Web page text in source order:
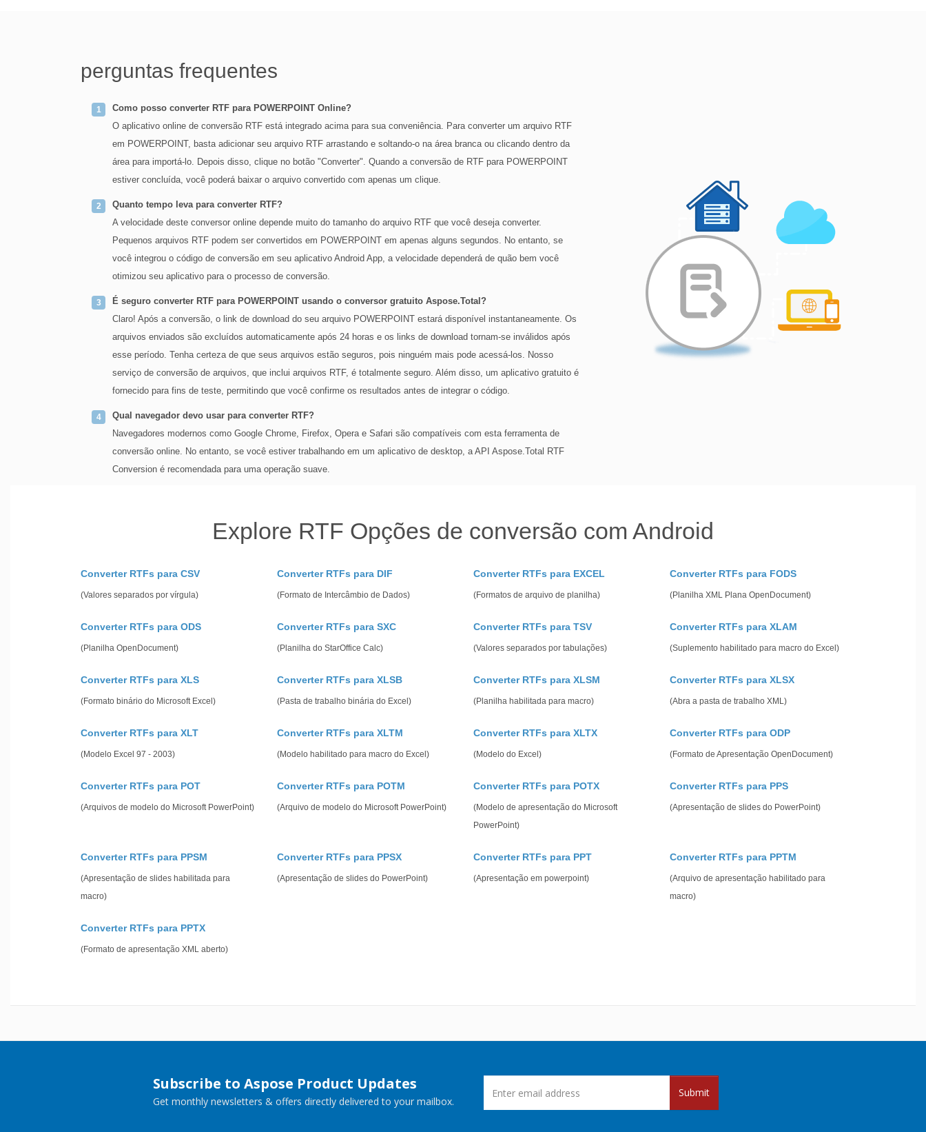
perguntas frequentes
Como posso converter RTF para POWERPOINT Online?
O aplicativo online de conversão RTF está integrado acima para sua conveniência. Para converter um arquivo RTF
em POWERPOINT, basta adicionar seu arquivo RTF arrastando e soltando-o na área branca ou clicando dentro da
área para importá-lo. Depois disso, clique no botão "Converter". Quando a conversão de RTF para POWERPOINT
estiver concluída, você poderá baixar o arquivo convertido com apenas um clique.
Quanto tempo leva para converter RTF?
A velocidade deste conversor online depende muito do tamanho do arquivo RTF que você deseja converter.
Pequenos arquivos RTF podem ser convertidos em POWERPOINT em apenas alguns segundos. No entanto, se
você integrou o código de conversão em seu aplicativo Android App, a velocidade dependerá de quão bem você
otimizou seu aplicativo para o processo de conversão.
É seguro converter RTF para POWERPOINT usando o conversor gratuito Aspose.Total?
Claro! Após a conversão, o link de download do seu arquivo POWERPOINT estará disponível instantaneamente. Os
arquivos enviados são excluídos automaticamente após 24 horas e os links de download tornam-se inválidos após
esse período. Tenha certeza de que seus arquivos estão seguros, pois ninguém mais pode acessá-los. Nosso
serviço de conversão de arquivos, que inclui arquivos RTF, é totalmente seguro. Além disso, um aplicativo gratuito é
fornecido para fins de teste, permitindo que você confirme os resultados antes de integrar o código.
Qual navegador devo usar para converter RTF?
Navegadores modernos como Google Chrome, Firefox, Opera e Safari são compatíveis com esta ferramenta de
conversão online. No entanto, se você estiver trabalhando em um aplicativo de desktop, a API Aspose.Total RTF
Conversion é recomendada para uma operação suave.
Explore RTF Opções de conversão com Android
Converter RTFs para CSV
(Valores separados por vírgula)
Converter RTFs para DIF
(Formato de Intercâmbio de Dados)
Converter RTFs para EXCEL
(Formatos de arquivo de planilha)
Converter RTFs para FODS
(Planilha XML Plana OpenDocument)
Converter RTFs para ODS
(Planilha OpenDocument)
Converter RTFs para SXC
(Planilha do StarOffice Calc)
Converter RTFs para TSV
(Valores separados por tabulações)
Converter RTFs para XLAM
(Suplemento habilitado para macro do Excel)
Converter RTFs para XLS
(Formato binário do Microsoft Excel)
Converter RTFs para XLSB
(Pasta de trabalho binária do Excel)
Converter RTFs para XLSM
(Planilha habilitada para macro)
Converter RTFs para XLSX
(Abra a pasta de trabalho XML)
Converter RTFs para XLT
(Modelo Excel 97 - 2003)
Converter RTFs para XLTM
(Modelo habilitado para macro do Excel)
Converter RTFs para XLTX
(Modelo do Excel)
Converter RTFs para ODP
(Formato de Apresentação OpenDocument)
Converter RTFs para POT
(Arquivos de modelo do Microsoft PowerPoint)
Converter RTFs para POTM
(Arquivo de modelo do Microsoft PowerPoint)
Converter RTFs para POTX
(Modelo de apresentação do Microsoft
PowerPoint)
Converter RTFs para PPS
(Apresentação de slides do PowerPoint)
Converter RTFs para PPSM
(Apresentação de slides habilitada para
macro)
Converter RTFs para PPSX
(Apresentação de slides do PowerPoint)
Converter RTFs para PPT
(Apresentação em powerpoint)
Converter RTFs para PPTM
(Arquivo de apresentação habilitado para
macro)
Converter RTFs para PPTX
(Formato de apresentação XML aberto)
Subscribe to Aspose Product Updates
Get monthly newsletters & offers directly delivered to your mailbox.
Submit